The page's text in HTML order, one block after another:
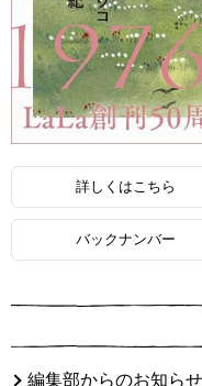
詳しくはこちら
バックナンバー
編集部からのお知らせ